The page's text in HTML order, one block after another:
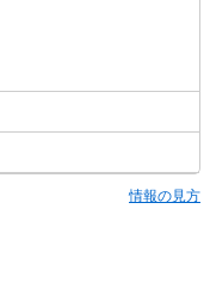
情報の見方